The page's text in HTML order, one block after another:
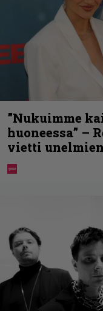
”Nukuimme
huoneessa” –
vietti unelmien